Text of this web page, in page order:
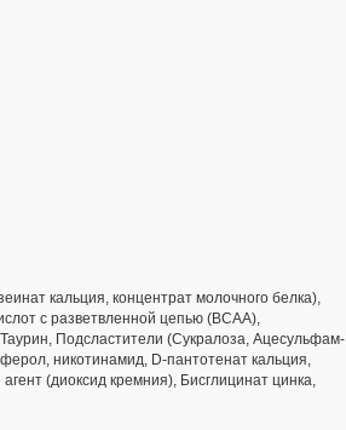
кальция, концентрат молочного белка),
с разветвленной цепью (BCAA),
Подсластители (Сукралоза, Ацесульфам-
никотинамид, D-пантотенат кальция,
(диоксид кремния), Бисглицинат цинка,